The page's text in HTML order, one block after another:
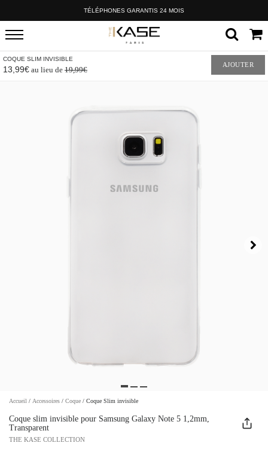
TÉLÉPHONES GARANTIS 24 MOIS
COQUE SLIM INVISIBLE
13,99€ au lieu de 19,99€
AJOUTER
Accueil / Accessoires / Coque / Coque Slim invisible
Coque slim invisible pour Samsung Galaxy Note 5 1,2mm,
Transparent
THE KASE COLLECTION